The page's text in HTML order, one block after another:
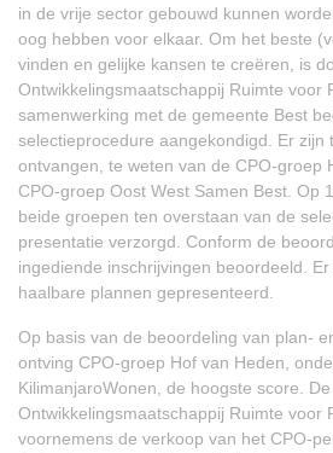
in de vrije sector gebouwd kunnen
oog hebben voor elkaar. Om het beste
vinden en gelijke kansen te creëren, is
Ontwikkelingsmaatschappij Ruimte voor
samenwerking met de gemeente Best
selectieprocedure aangekondigd. Er zijn
ontvangen, te weten van de CPO-groep
CPO-groep Oost West Samen Best. Op
beide groepen ten overstaan van de
presentatie verzorgd. Conform de
ingediende inschrijvingen beoordeeld.
haalbare plannen gepresenteerd.
Op basis van de beoordeling van plan-
ontving CPO-groep Hof van Heden,
KilimanjaroWonen, de hoogste score. De
Ontwikkelingsmaatschappij Ruimte voor
voornemens de verkoop van het CPO-